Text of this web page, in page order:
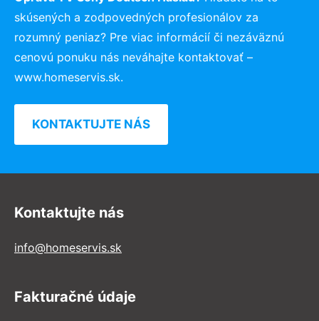
skúsených a zodpovedných profesionálov za
rozumný peniaz? Pre viac informácií či nezáväznú
cenovú ponuku nás neváhajte kontaktovať –
www.homeservis.sk.
KONTAKTUJTE NÁS
Kontaktujte nás
info@homeservis.sk
Fakturačné údaje